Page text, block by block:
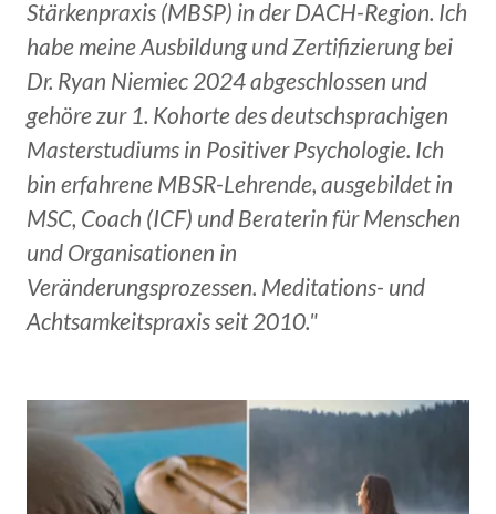
Stärkenpraxis (MBSP) in der DACH-Region. Ich
habe meine Ausbildung und Zertifizierung bei
Dr. Ryan Niemiec 2024 abgeschlossen und
gehöre zur 1. Kohorte des deutschsprachigen
Masterstudiums in Positiver Psychologie. Ich
bin erfahrene MBSR-Lehrende, ausgebildet in
MSC, Coach (ICF) und Beraterin für Menschen
und Organisationen in
Veränderungsprozessen. Meditations- und
Achtsamkeitspraxis seit 2010."